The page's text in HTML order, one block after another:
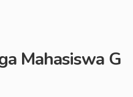
Mahasiswa G